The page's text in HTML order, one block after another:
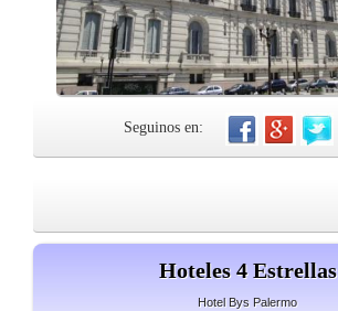
Seguinos en:
Hoteles 4 Estrellas
Hotel Bys Palermo